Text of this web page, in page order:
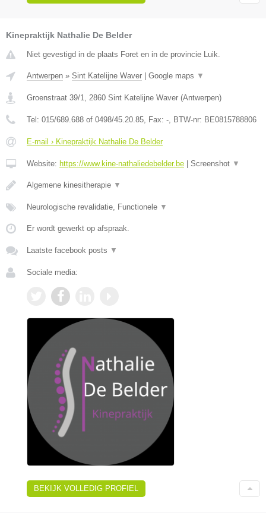
Kinepraktijk Nathalie De Belder
Niet gevestigd in de plaats Foret en in de provincie Luik.
Antwerpen » Sint Katelijne Waver | Google maps ▼
Groenstraat 39/1 2860 Sint Katelijne Waver (Antwerpen)
Tel: 015/689.688 of 0498/45.20.85 , Fax: - , BTW-nr: BE0815788806
E-mail › Kinepraktijk Nathalie De Belder
Website: https://www.kine-nathaliedebelder.be | Screenshot ▼
Algemene kinesitherapie ▼
Neurologische revalidatie, Functionele ▼
Er wordt gewerkt op afspraak.
Laatste facebook posts ▼
Sociale media:
BEKIJK VOLLEDIG PROFIEL